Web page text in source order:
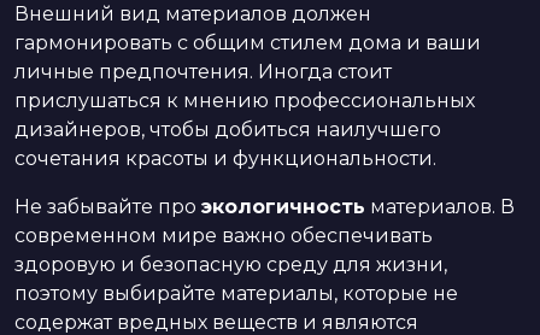
Внешний вид материалов должен
гармонировать с общим стилем дома и ваши
личные предпочтения. Иногда стоит
прислушаться к мнению профессиональных
дизайнеров, чтобы добиться наилучшего
сочетания красоты и функциональности.
Не забывайте про экологичность материалов. В
современном мире важно обеспечивать
здоровую и безопасную среду для жизни,
поэтому выбирайте материалы, которые не
содержат вредных веществ и являются